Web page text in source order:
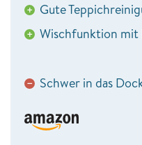
+ Gute
+ Wischfunktion mit
− Schwer in das